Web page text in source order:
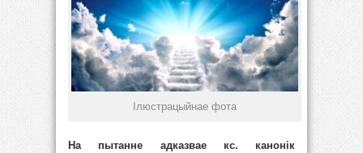
Ілюстрацыйнае фота
На пытанне адказвае кс. канонік